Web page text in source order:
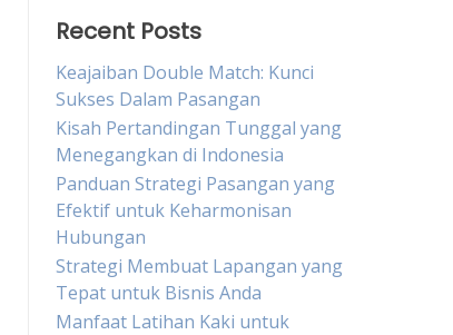
Recent Posts
Keajaiban Double Match: Kunci
Sukses Dalam Pasangan
Kisah Pertandingan Tunggal yang
Menegangkan di Indonesia
Panduan Strategi Pasangan yang
Efektif untuk Keharmonisan
Hubungan
Strategi Membuat Lapangan yang
Tepat untuk Bisnis Anda
Manfaat Latihan Kaki untuk